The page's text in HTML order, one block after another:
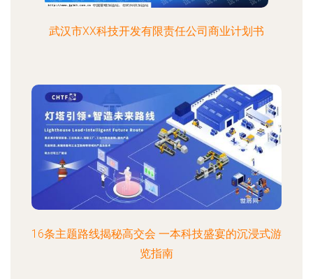
武汉市XX科技开发有限责任公司商业计划书
16条主题路线揭秘高交会 一本科技盛宴的沉浸式游
览指南